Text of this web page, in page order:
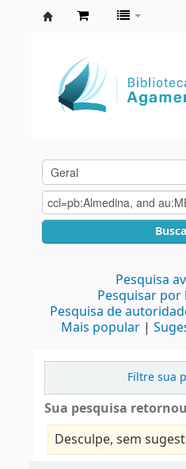
Agamenon
Magalhães
Pesquisa
Pesquisar
Pesquisa de
Mais popular
Filtre sua
Sua pesquisa
Desculpe, sem